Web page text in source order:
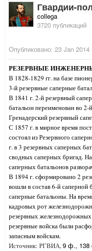
Гвардии-
collega
3720 публикаций
Опубликовано: 23 Jan 2014
РЕЗЕРВНЫЕ
В 1828-1829 гг. на базе
3-й резервные саперные
В 1841 г. 2-й резервный
батальон переименован во
Гренадерский резервный
С 1857 г. в мирное время
состоял из Резервного
г. в 3 резервных саперных
сводных саперных бригад.
саперных батальонов
В 1894 г. сформировано 2
вошли в состав 6-й саперной
саперные батальоны. На
кадровых рот
резервных
резервные войска были
запасным войскам.
Источник: РГВИА,9 ф., 138